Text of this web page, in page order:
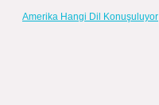
Amerika Hangi Dil Konuşuluyor